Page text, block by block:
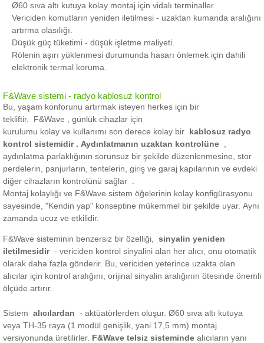
Ø60 sıva altı kutuya kolay montaj için vidalı terminaller.
Vericiden komutların yeniden iletilmesi - uzaktan kumanda aralığını
artırma olasılığı.
Düşük güç tüketimi - düşük işletme maliyeti.
Rölenin aşırı yüklenmesi durumunda hasarı önlemek için dahili
elektronik termal koruma.
F&Wave sistemi - radyo kablosuz kontrol
Bu, yaşam konforunu artırmak isteyen herkes için bir
tekliftir.
F&Wave , günlük cihazlar için
kurulumu kolay ve kullanımı son derece kolay bir kablosuz radyo
kontrol sistemidir . Aydınlatmanın uzaktan kontrolüne
aydınlatma parlaklığının sorunsuz bir şekilde düzenlenmesine, stor
perdelerin, panjurların, tentelerin, giriş ve garaj kapılarının ve evdeki
diğer cihazların kontrolünü sağlar .
Montaj kolaylığı ve F&Wave sistem öğelerinin kolay konfigürasyonu
sayesinde, "Kendin yap" konseptine mükemmel bir şekilde uyar. Aynı
zamanda ucuz ve etkilidir.
F&Wave sisteminin benzersiz bir özelliği, sinyalin yeniden
iletilmesidir- vericiden kontrol sinyalini alan her alıcı, onu otomatik
olarak daha fazla gönderir. Bu, vericiden yeterince uzakta olan
alıcılar için kontrol aralığını, orijinal sinyalin aralığının ötesinde önemli
ölçüde artırır.
Sistem alıcılardan - aktüatörlerden oluşur. Ø60 sıva altı kutuya
veya TH-35 raya (1 modül genişlik, yani 17,5 mm) montaj
versiyonunda üretilirler. F&Wave telsiz sisteminde alıcıların yanı